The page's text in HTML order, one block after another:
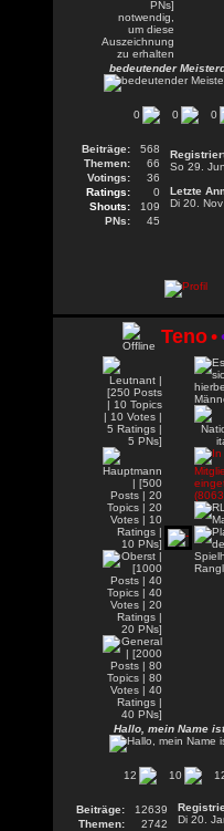
bedeutender
0 0 0
Beiträge:
568
Themen:
66
Votings:
36
Ratings:
0
Shouts:
109
PNs:
45
So 29.
Letzte
Di 20.
Teno•
Hallo, mein Name ist
12 10
Beiträge:
12639
Themen:
2742
Di 20.